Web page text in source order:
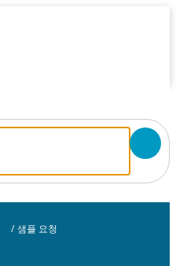
/ 샘플 요청